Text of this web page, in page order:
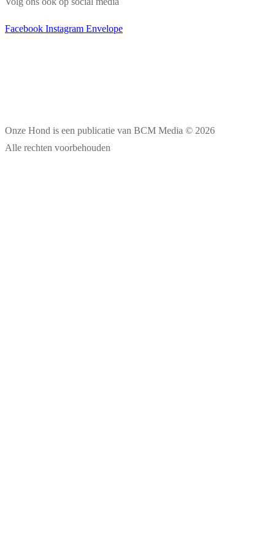
Facebook Instagram Envelope
Onze Hond is een publicatie van BCM Media © 2026
Alle rechten voorbehouden